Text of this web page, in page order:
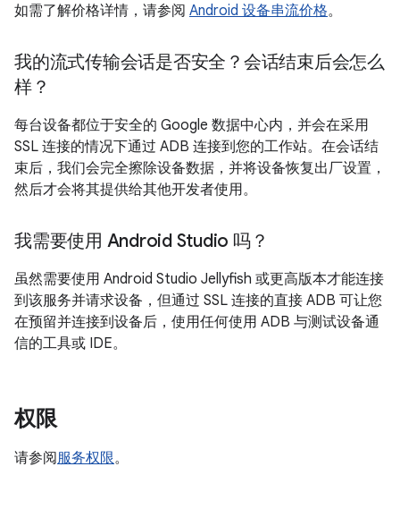
如需了解价格详情，请参阅 Android 设备串流价格。
我的流式传输会话是否安全？会话结束后会怎么
样？
每台设备都位于安全的 Google 数据中心内，并会在采用
SSL 连接的情况下通过 ADB 连接到您的工作站。在会话结
束后，我们会完全擦除设备数据，并将设备恢复出厂设置，
然后才会将其提供给其他开发者使用。
我需要使用 Android Studio 吗？
虽然需要使用 Android Studio Jellyfish 或更高版本才能连接
到该服务并请求设备，但通过 SSL 连接的直接 ADB 可让您
在预留并连接到设备后，使用任何使用 ADB 与测试设备通
信的工具或 IDE。
权限
请参阅服务权限。